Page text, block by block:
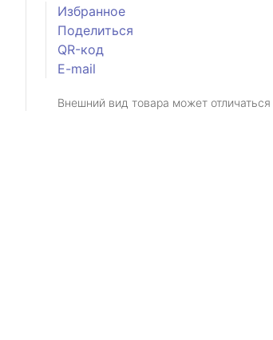
Избранное
Поделиться
QR-код
E-mail
Внешний вид товара может